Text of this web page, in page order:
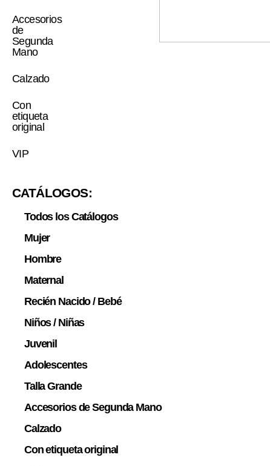
Accesorios
de
Segunda
Mano
Calzado
Con
etiqueta
original
VIP
CATÁLOGOS:
Todos los Catálogos
Mujer
Hombre
Maternal
Recién Nacido / Bebé
Niños / Niñas
Juvenil
Adolescentes
Talla Grande
Accesorios de Segunda Mano
Calzado
Con etiqueta original